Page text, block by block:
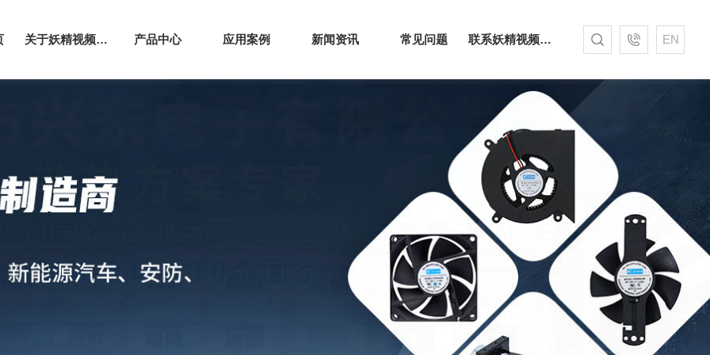
关于妖精视频网站下载 产品中心 应用案例 新闻资讯 常见问题 联系妖精视频网站下载 EN